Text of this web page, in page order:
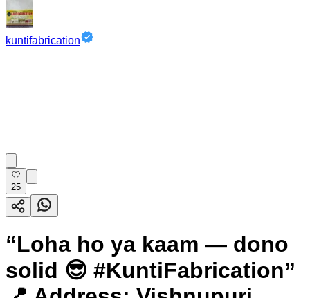
kuntifabrication
25
“Loha ho ya kaam — dono
solid 😎 #KuntiFabrication”